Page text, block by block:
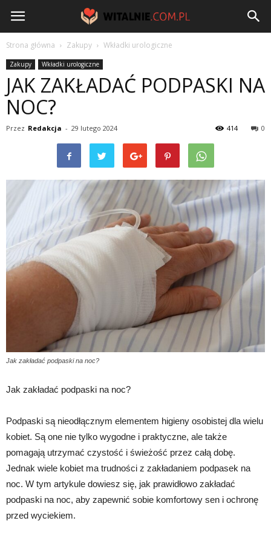
Witalnie.com.pl
Strona główna Zakupy Wkładki urologiczne
Zakupy Wkładki urologiczne
JAK ZAKŁADAĆ PODPASKI NA
NOC?
Przez Redakcja - 29 lutego 2024 0
414
Jak zakładać podpaski na noc?
Jak zakładać podpaski na noc?
Podpaski są nieodłącznym elementem higieny osobistej dla wielu
kobiet. Są one nie tylko wygodne i praktyczne, ale także
pomagają utrzymać czystość i świeżość przez całą dobę.
Jednak wiele kobiet ma trudności z zakładaniem podpasek na
noc. W tym artykule dowiesz się, jak prawidłowo zakładać
podpaski na noc, aby zapewnić sobie komfortowy sen i ochronę
przed wyciekiem.